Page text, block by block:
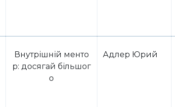
Внутрішній менто
р: досягай більшог
о
Адлер Юрий